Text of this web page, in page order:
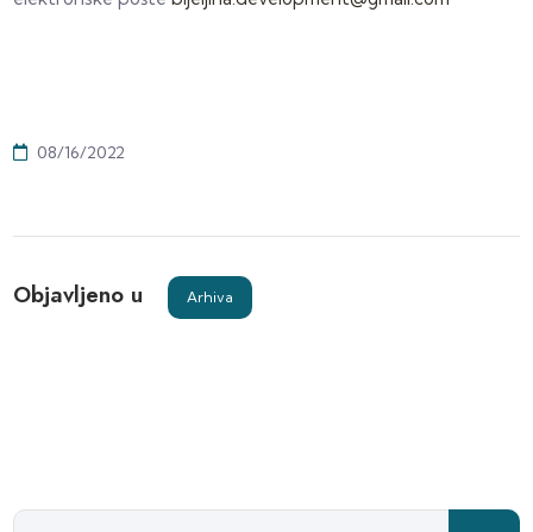
08/16/2022
Objavljeno u Arhiva